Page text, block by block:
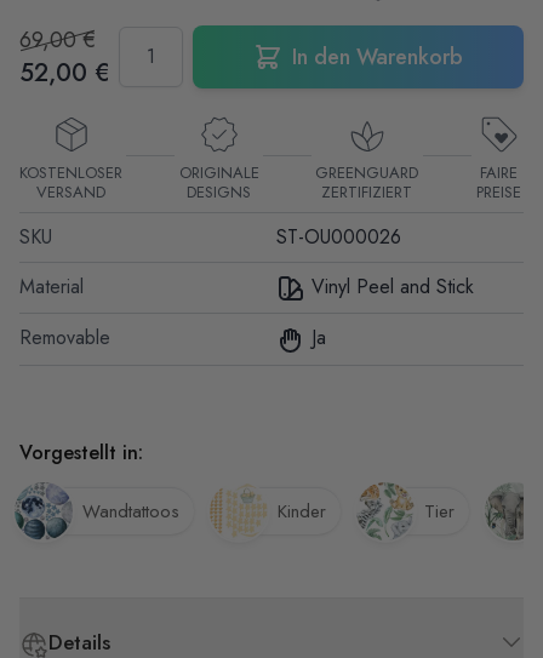
SKU
ST-OU000026
Material
Vinyl Peel and Stick
Removable
Ja
69,00 €
52,00 € In den Warenkorb
KOSTENLOSER
VERSAND
ORIGINALE
DESIGNS
GREENGUARD
ZERTIFIZIERT
FAIRE
PREISE
Details
Vorgestellt in:
Wandtattoos Kinder Tier